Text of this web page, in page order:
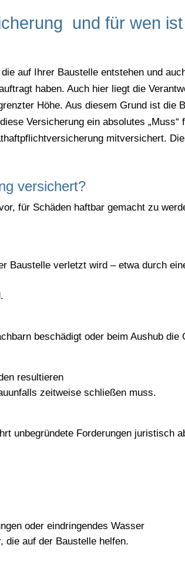
und für wen
auf Ihrer Baustelle entstehen und
haben. Auch hier liegt die
Höhe. Aus diesem Grund ist die
Versicherung ein absolutes „Muss“
mitversichert.
versichert?
für Schäden haftbar gemacht zu
Baustelle verletzt wird – etwa durch
beschädigt oder beim Aushub die
resultieren
zeitweise schließen muss.
unbegründete Forderungen juristisch
oder eindringendes Wasser
die auf der Baustelle helfen.